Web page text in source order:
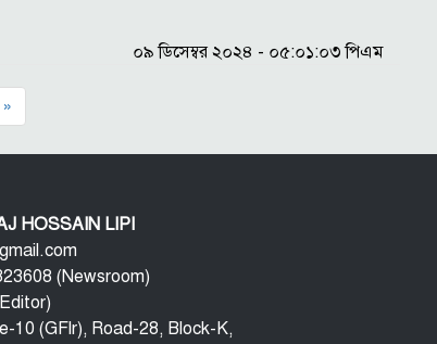
০৯ ডিসেম্বর ২০২৪ - ০৫:০১:০৩ পিএম
»
HOSSAIN LIPI
(Newsroom)
10 (GFlr), Road-28, Block-K,